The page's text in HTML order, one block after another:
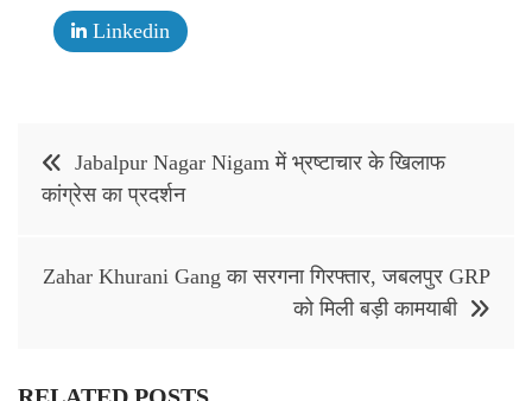
Linkedin
navigation
Jabalpur Nagar Nigam में भ्रष्टाचार के खिलाफ
कांग्रेस का प्रदर्शन
Zahar Khurani Gang का सरगना गिरफ्तार, जबलपुर GRP
को मिली बड़ी कामयाबी
RELATED POSTS